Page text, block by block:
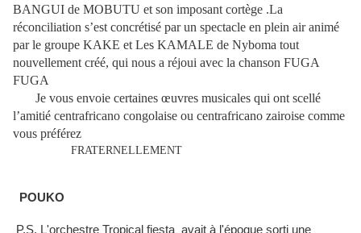
BANGUI de MOBUTU et son imposant cortège .La
réconciliation s’est concrétisé par un spectacle en plein air animé
par le groupe KAKE et Les KAMALE de Nyboma tout
nouvellement créé, qui nous a réjoui avec la chanson FUGA
FUGA
Je vous envoie certaines œuvres musicales qui ont scellé
l’amitié centrafricano congolaise ou centrafricano zairoise comme
vous préférez
FRATERNELLEMENT
POUKO
P.S. L'orchestre Tropical fiesta avait à l'époque sorti une